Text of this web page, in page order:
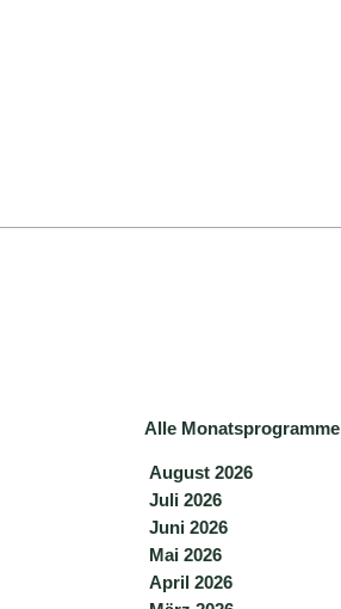
Alle Monatsprogramme
August 2026
Juli 2026
Juni 2026
Mai 2026
April 2026